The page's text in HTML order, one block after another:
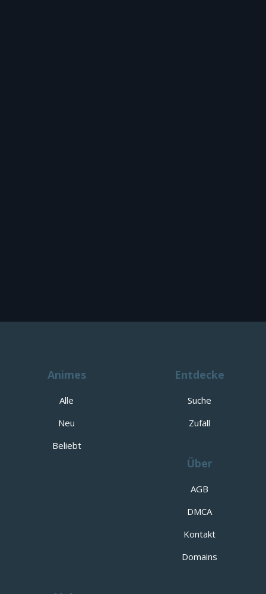
Animes
Alle
Neu
Beliebt
Entdecke
Suche
Zufall
Über
AGB
DMCA
Kontakt
Domains